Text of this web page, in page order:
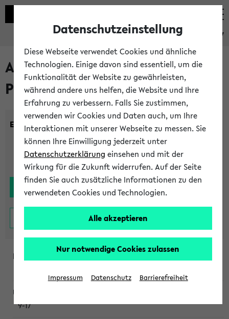
eKVV
Alle noch stattfindenden
Prüfungen
Einrichtung:
9-17
Datenschutzeinstellung
Diese Webseite verwendet Cookies und ähnliche
Technologien. Einige davon sind essentiell, um die
Funktionalität der Website zu gewährleisten,
während andere uns helfen, die Website und Ihre
Erfahrung zu verbessern. Falls Sie zustimmen,
verwenden wir Cookies und Daten auch, um Ihre
Interaktionen mit unserer Webseite zu messen. Sie
können Ihre Einwilligung jederzeit unter
Datenschutzerklärung einsehen und mit der
Wirkung für die Zukunft widerrufen. Auf der Seite
finden Sie auch zusätzliche Informationen zu den
verwendeten Cookies und Technologien.
Alle akzeptieren
Nur notwendige Cookies zulassen
Impressum Datenschutz Barrierefreiheit